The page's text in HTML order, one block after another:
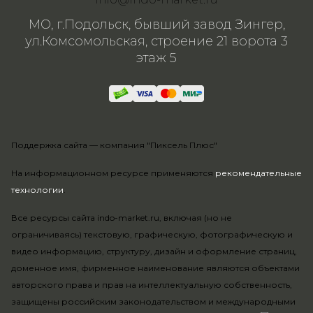
На информационном ресурсе применяются рекомендательные
технологии.
Все ресурсы сайта indo-market.ru, включая (но не
ограничиваясь) текстовую, графическую, фотографическую и
видео информацию, структуру, дизайн и оформление страниц,
доменное имя, фирменное наименование являются объектами
авторского права и прав на интеллектуальную собственность,
защищены российским законодательством и международными
МО, г.Подольск, бывший завод Зингер,
ул.Комсомольская, строение 21 ворота 3
этаж 5
Поддержка сайта — компания "Пиксель Плюс"